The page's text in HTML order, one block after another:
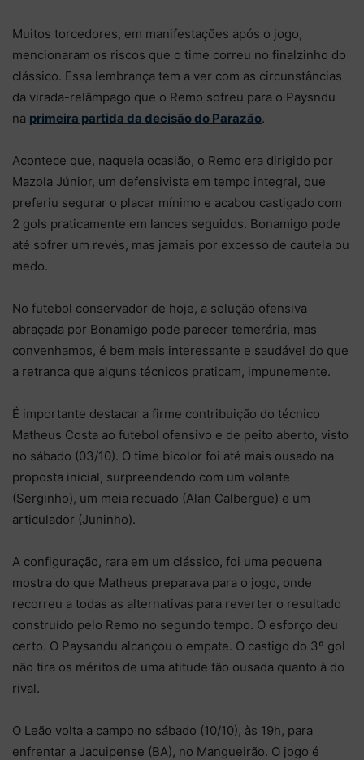
Muitos torcedores, em manifestações após o jogo,
mencionaram os riscos que o time correu no finalzinho do
clássico. Essa lembrança tem a ver com as circunstâncias
da virada-relâmpago que o Remo sofreu para o Paysndu
na primeira partida da decisão do Parazão.
Acontece que, naquela ocasião, o Remo era dirigido por
Mazola Júnior, um defensivista em tempo integral, que
preferiu segurar o placar mínimo e acabou castigado com
2 gols praticamente em lances seguidos. Bonamigo pode
até sofrer um revés, mas jamais por excesso de cautela ou
medo.
No futebol conservador de hoje, a solução ofensiva
abraçada por Bonamigo pode parecer temerária, mas
convenhamos, é bem mais interessante e saudável do que
a retranca que alguns técnicos praticam, impunemente.
É importante destacar a firme contribuição do técnico
Matheus Costa ao futebol ofensivo e de peito aberto, visto
no sábado (03/10). O time bicolor foi até mais ousado na
proposta inicial, surpreendendo com um volante
(Serginho), um meia recuado (Alan Calbergue) e um
articulador (Juninho).
A configuração, rara em um clássico, foi uma pequena
mostra do que Matheus preparava para o jogo, onde
recorreu a todas as alternativas para reverter o resultado
construído pelo Remo no segundo tempo. O esforço deu
certo. O Paysandu alcançou o empate. O castigo do 3º gol
não tira os méritos de uma atitude tão ousada quanto à do
rival.
O Leão volta a campo no sábado (10/10), às 19h, para
enfrentar a Jacuipense (BA), no Mangueirão. O jogo é